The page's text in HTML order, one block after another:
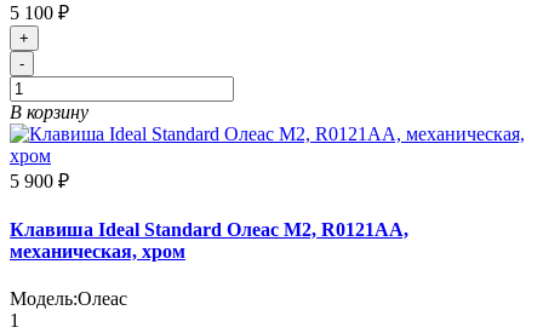
5 100 ₽
+
-
В корзину
5 900 ₽
Клавиша Ideal Standard Олеас M2, R0121AA,
механическая, хром
Модель:Олеас
1